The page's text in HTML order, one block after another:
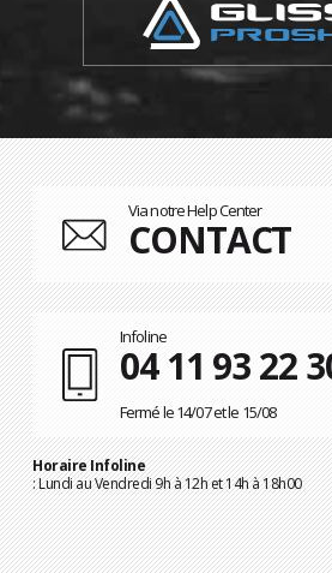
Via notre Help Center
CONTACT
Infoline
04 11 93 22
Fermé le 14/07 et le 15/08
Horaire Infoline
: Lundi au Vendredi 9h à 12h et 14h à 18h00